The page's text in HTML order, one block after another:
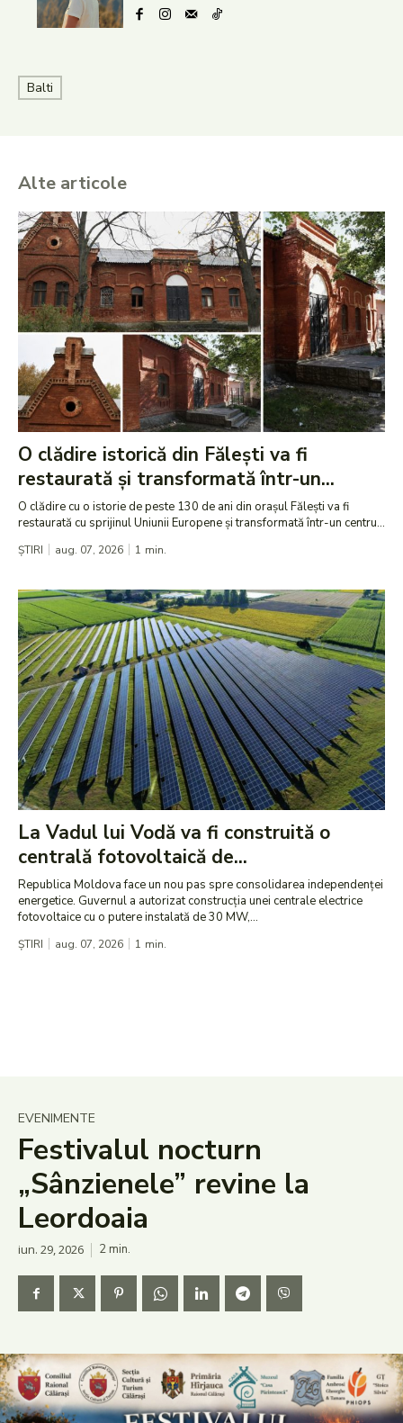
Balti
Alte articole
O clădire istorică din Fălești va fi
restaurată și transformată într-un...
O clădire cu o istorie de peste 130 de ani din orașul Fălești va fi
restaurată cu sprijinul Uniunii Europene și transformată într-un centru...
ȘTIRI aug. 07, 2026 1 min.
La Vadul lui Vodă va fi construită o
centrală fotovoltaică de...
Republica Moldova face un nou pas spre consolidarea independenței
energetice. Guvernul a autorizat construcția unei centrale electrice
fotovoltaice cu o putere instalată de 30 MW,...
ȘTIRI aug. 07, 2026 1 min.